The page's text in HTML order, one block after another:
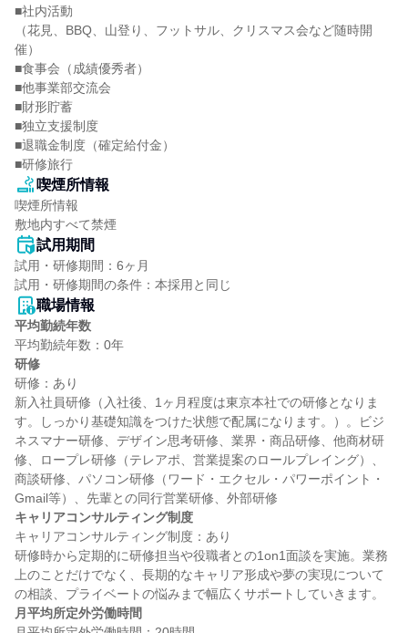
■社内活動
（花見、BBQ、山登り、フットサル、クリスマス会など随時開
催）
■食事会（成績優秀者）
■他事業部交流会
■財形貯蓄
■独立支援制度
■退職金制度（確定給付金）
■研修旅行
喫煙所情報
喫煙所情報
敷地内すべて禁煙
試用期間
試用・研修期間：6ヶ月
職場情報
平均勤続年数
研修
研修：あり
新入社員研修（入社後、1ヶ月程度は東京本社での研修となりま
す。しっかり基礎知識をつけた状態で配属になります。）。ビジ
ネスマナー研修、デザイン思考研修、業界・商品研修、他商材研
修、ロープレ研修（テレアポ、営業提案のロールプレイング）、
商談研修、パソコン研修（ワード・エクセル・パワーポイント・
キャリアコンサルティング制度
キャリアコンサルティング制度：あり
研修時から定期的に研修担当や役職者との1on1面談を実施。業務
上のことだけでなく、長期的なキャリア形成や夢の実現について
月平均所定外労働時間